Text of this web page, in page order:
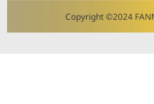
Copyright ©2024